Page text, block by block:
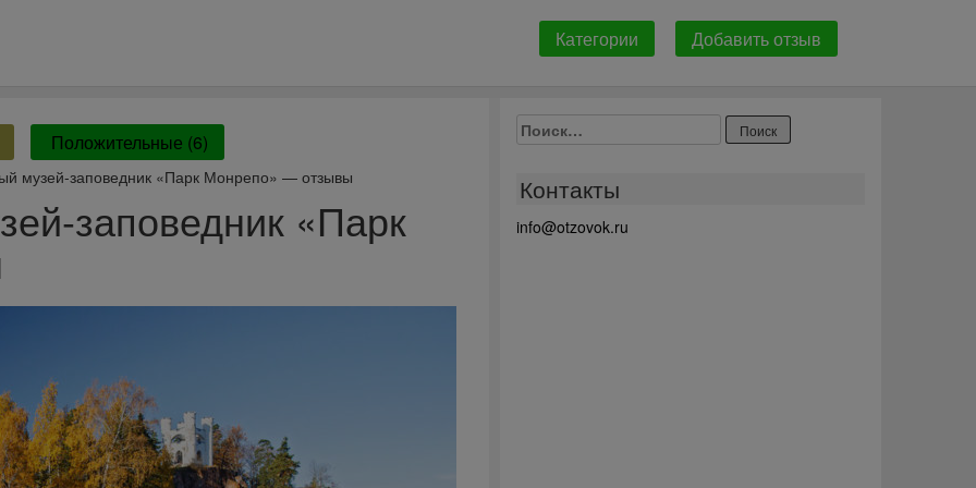
Категории Добавить отзыв
Положительные (6)
музей-заповедник «Парк Монрепо» — отзывы
заповедник «Парк
Найти:
Контакты
info@otzovok.ru